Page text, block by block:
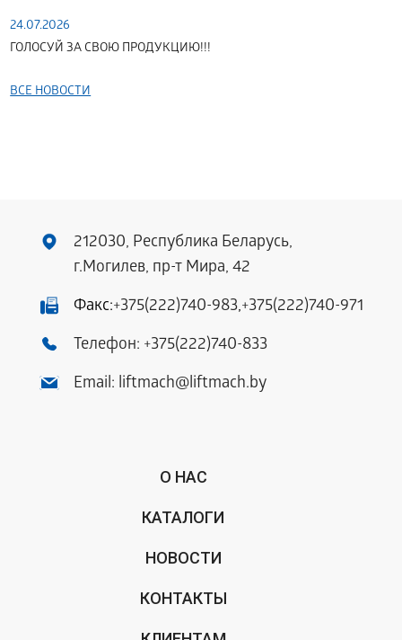
24.07.2026
ГОЛОСУЙ ЗА СВОЮ ПРОДУКЦИЮ!!!
ВСЕ НОВОСТИ
212030, Республика Беларусь,
г.Могилев, пр-т Мира, 42
Факс:+375(222)740-983,+375(222)740-971
Телефон: +375(222)740-833
Email: liftmach@liftmach.by
О НАС
КАТАЛОГИ
НОВОСТИ
КОНТАКТЫ